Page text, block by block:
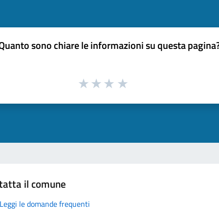
sono chiare le informazioni su questa
il comune
Leggi le domande frequenti